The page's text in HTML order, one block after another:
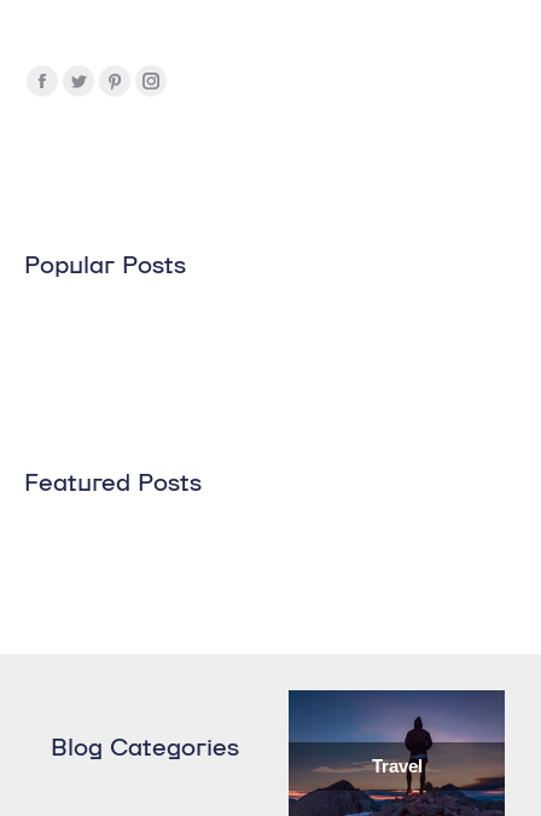
Abrir
ventana/pestaña
Abrir
ventana/pestaña
Abrir
ventana/pestaña
Abrir
Popular Posts
Featured Posts
Blog Categories
Travel